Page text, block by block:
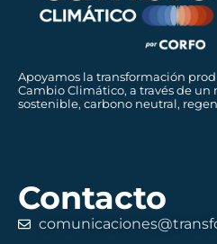
Apoyamos la transformación
Cambio Climático, a través de
sostenible, carbono neutral,
Contacto